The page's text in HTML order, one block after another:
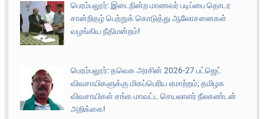
பெரம்பலூர்: இடைநின்ற மாணவர் படிப்பை தொடர
சான்றிதழ் பெற்றுக் கொடுத்து ஆலோசனைகள்
வழங்கிய நீதிமன்றம்!
பெரம்பலூர்: தவெக அரசின் 2026-27 பட்ஜெட்
விவசாயிகளுக்கு மிகப்பெரிய ஏமாற்றம்; தமிழக
விவசாயிகள் சங்க மாவட்ட செயலாளர் நீலகண்டன்
அறிக்கை!